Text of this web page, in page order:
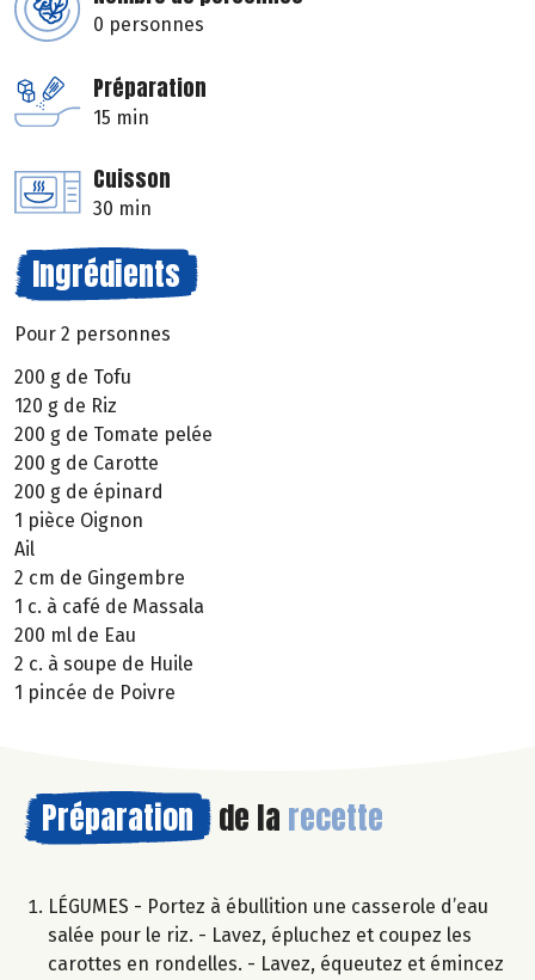
0 personnes
Préparation
15 min
Cuisson
30 min
Ingrédients
Pour 2 personnes
200 g de Tofu
120 g de Riz
200 g de Tomate pelée
200 g de Carotte
200 g de épinard
1 pièce Oignon
Ail
2 cm de Gingembre
1 c. à café de Massala
200 ml de Eau
2 c. à soupe de Huile
1 pincée de Poivre
Préparation de la recette
LÉGUMES - Portez à ébullition une casserole d’eau
salée pour le riz. - Lavez, épluchez et coupez les
carottes en rondelles. - Lavez, équeutez et émincez